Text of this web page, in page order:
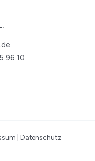
96 10
Datenschutz